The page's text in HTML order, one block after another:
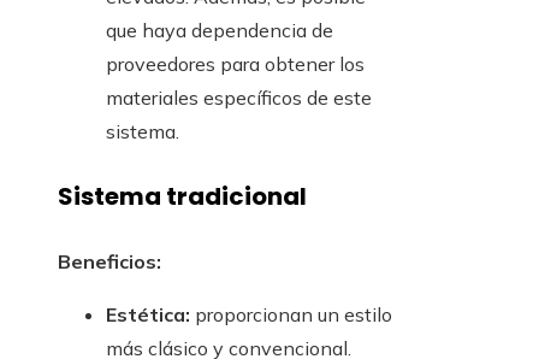
que haya dependencia de
proveedores para obtener los
materiales específicos de este
sistema.
Sistema tradicional
Beneficios:
Estética: proporcionan un estilo
más clásico y convencional.